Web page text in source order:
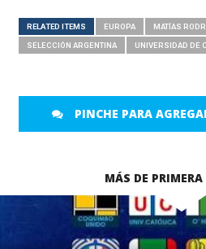
RELATED ITEMS EUROPA MATÍAS
SELECCIÓN ARGENTINA UNIVERSIDAD DE
PINCHE PARA
MÁS DE